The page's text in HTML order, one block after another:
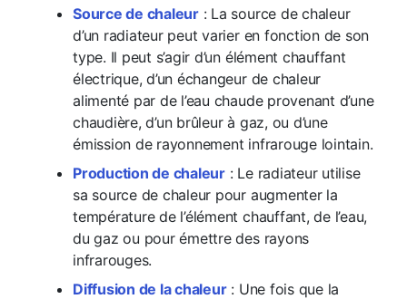
Source de chaleur: La source de chaleur
d’un radiateur peut varier en fonction de son
type. Il peut s’agir d’un élément chauffant
électrique, d’un échangeur de chaleur
alimenté par de l’eau chaude provenant d’une
chaudière, d’un brûleur à gaz, ou d’une
émission de rayonnement infrarouge lointain.
Production de chaleur: Le radiateur utilise
sa source de chaleur pour augmenter la
température de l’élément chauffant, de l’eau,
du gaz ou pour émettre des rayons
infrarouges.
Diffusion de la chaleur: Une fois que la